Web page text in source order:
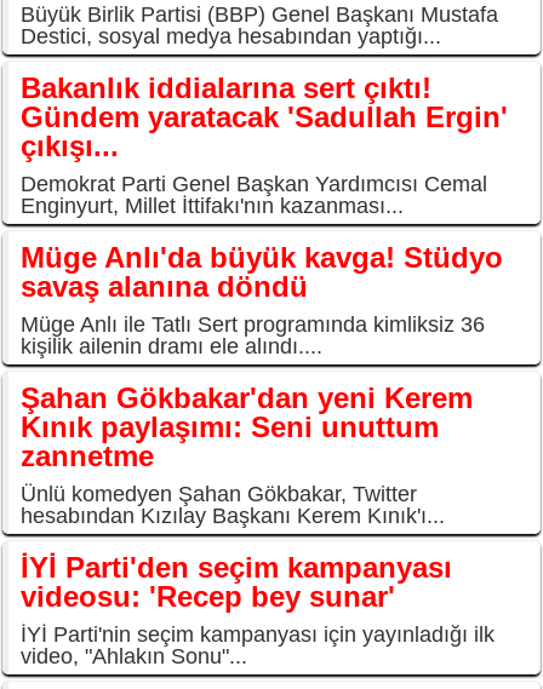
Büyük Birlik Partisi (BBP) Genel Başkanı Mustafa
Destici, sosyal medya hesabından yaptığı...
Bakanlık iddialarına sert çıktı!
Gündem yaratacak 'Sadullah Ergin'
çıkışı...
Demokrat Parti Genel Başkan Yardımcısı Cemal
Enginyurt, Millet İttifakı'nın kazanması...
Müge Anlı'da büyük kavga! Stüdyo
savaş alanına döndü
Müge Anlı ile Tatlı Sert programında kimliksiz 36
kişilik ailenin dramı ele alındı....
Şahan Gökbakar'dan yeni Kerem
Kınık paylaşımı: Seni unuttum
zannetme
Ünlü komedyen Şahan Gökbakar, Twitter
hesabından Kızılay Başkanı Kerem Kınık'ı...
İYİ Parti'den seçim kampanyası
videosu: 'Recep bey sunar'
İYİ Parti'nin seçim kampanyası için yayınladığı ilk
video, "Ahlakın Sonu"...